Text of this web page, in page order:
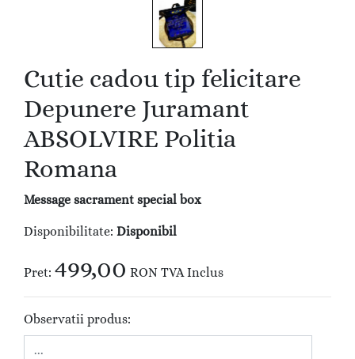
Cutie cadou tip felicitare
Depunere Juramant
ABSOLVIRE Politia
Romana
Message sacrament special box
Disponibilitate: Disponibil
Pret: 499,00 RON TVA Inclus
Observatii produs: